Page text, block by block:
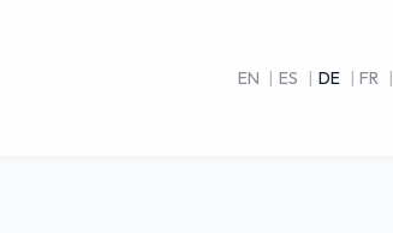
EN | ES | DE | FR |